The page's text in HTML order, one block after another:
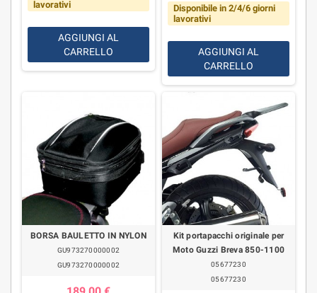
lavorativi
AGGIUNGI AL
CARRELLO
Disponibile in 2/4/6 giorni
lavorativi
AGGIUNGI AL
CARRELLO
BORSA BAULETTO IN NYLON
GU973270000002
GU973270000002
Kit portapacchi originale per
Moto Guzzi Breva 850-1100
05677230
05677230